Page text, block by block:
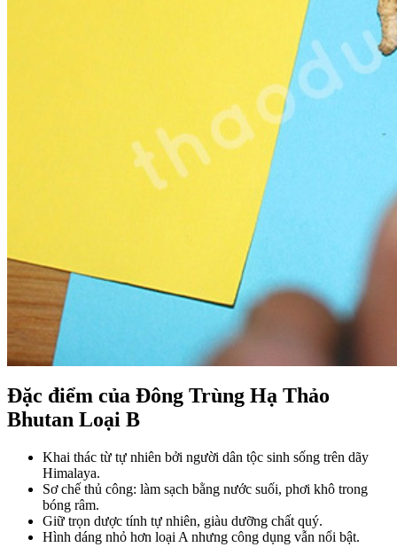
Đặc điểm của Đông Trùng Hạ Thảo
Bhutan Loại B
Khai thác từ tự nhiên bởi người dân tộc sinh sống trên dãy
Himalaya.
Sơ chế thủ công: làm sạch bằng nước suối, phơi khô trong
bóng râm.
Giữ trọn dược tính tự nhiên, giàu dưỡng chất quý.
Hình dáng nhỏ hơn loại A nhưng công dụng vẫn nổi bật.